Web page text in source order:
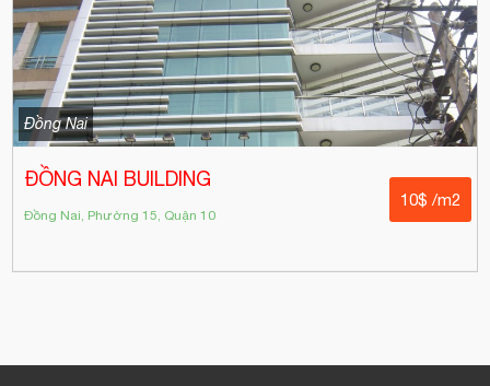
Đồng Nai
ĐỒNG NAI BUILDING
Đồng Nai, Phường 15, Quận 10
10$ /m2